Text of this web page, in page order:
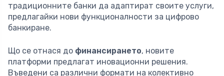
традиционните банки да адаптират своите услуги,
предлагайки нови функционалности за цифрово
банкиране.
Що се отнася до финансирането, новите
платформи предлагат иновационни решения.
Въведени са различни формати на колективно